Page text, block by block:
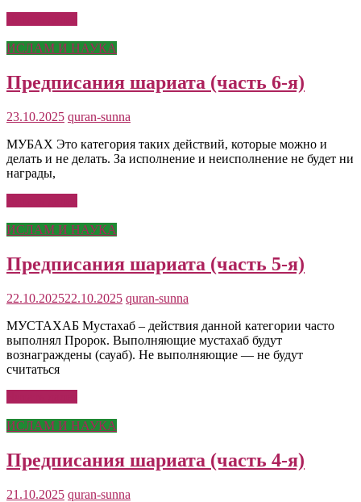
ИСЛАМ И НАУКА
Предписания шариата (часть 6-я)
23.10.2025 quran-sunna
МУБАХ Это категория таких действий, которые можно и
делать и не делать. За исполнение и неисполнение не будет ни
награды,
ИСЛАМ И НАУКА
Предписания шариата (часть 5-я)
22.10.202522.10.2025 quran-sunna
МУСТАХАБ Мустахаб – действия данной категории часто
выполнял Пророк. Выполняющие мустахаб будут
вознаграждены (сауаб). Не выполняющие — не будут
считаться
ИСЛАМ И НАУКА
Предписания шариата (часть 4-я)
21.10.2025 quran-sunna